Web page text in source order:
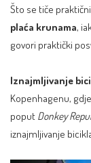
Što se tiče
plaća krunama,
govori praktički
Iznajmljivanje
Kopenhagenu,
poput Donkey
iznajmljivanje